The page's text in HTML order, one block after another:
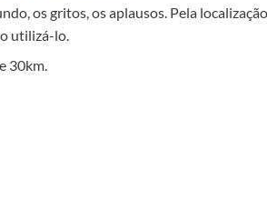
os gritos, os aplausos. Pela
utilizá-lo.
30km.